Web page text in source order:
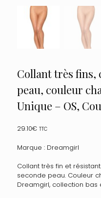
Collant très fins,
peau, couleur
Unique – OS,
29.10€ TTC
Marque : Dreamgirl
Collant très fin et
seconde peau. Couleur
Dreamgirl, collection bas